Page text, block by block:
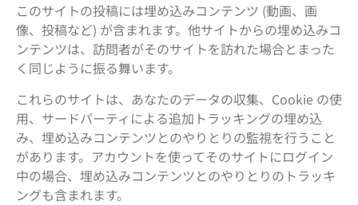
このサイトの投稿には埋め込みコンテンツ (動画、画
像、投稿など) が含まれます。他サイトからの埋め込みコ
ンテンツは、訪問者がそのサイトを訪れた場合とまった
く同じように振る舞います。
これらのサイトは、あなたのデータの収集、Cookie の使
用、サードパーティによる追加トラッキングの埋め込
み、埋め込みコンテンツとのやりとりの監視を行うこと
があります。アカウントを使ってそのサイトにログイン
中の場合、埋め込みコンテンツとのやりとりのトラッキ
ングも含まれます。